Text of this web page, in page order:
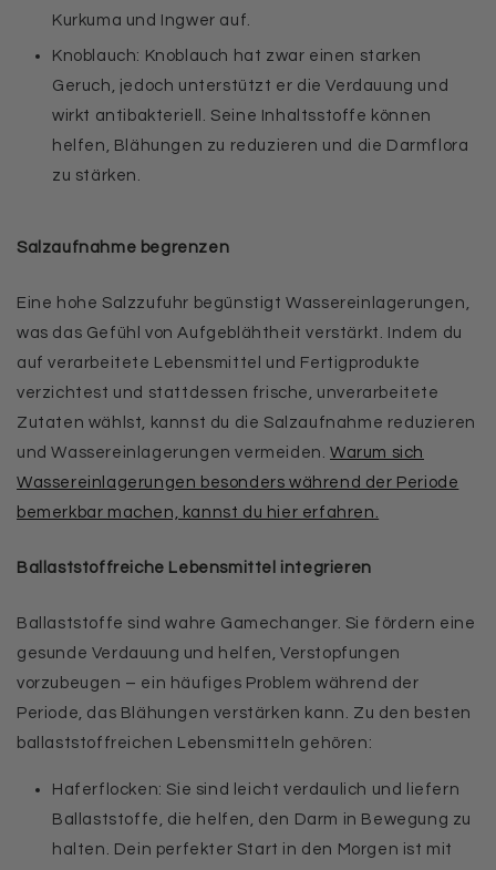
Kurkuma und Ingwer auf.
Knoblauch: Knoblauch hat zwar einen starken
Geruch, jedoch unterstützt er die Verdauung und
wirkt antibakteriell. Seine Inhaltsstoffe können
helfen, Blähungen zu reduzieren und die Darmflora
zu stärken.
Salzaufnahme begrenzen
Eine hohe Salzzufuhr begünstigt Wassereinlagerungen,
was das Gefühl von Aufgeblähtheit verstärkt. Indem du
auf verarbeitete Lebensmittel und Fertigprodukte
verzichtest und stattdessen frische, unverarbeitete
Zutaten wählst, kannst du die Salzaufnahme reduzieren
und Wassereinlagerungen vermeiden.Warum sich
Wassereinlagerungen besonders während der Periode
bemerkbar machen, kannst du hier erfahren.
Ballaststoffreiche Lebensmittel integrieren
Ballaststoffe sind wahre Gamechanger. Sie fördern eine
gesunde Verdauung und helfen, Verstopfungen
vorzubeugen – ein häufiges Problem während der
Periode, das Blähungen verstärken kann. Zu den besten
ballaststoffreichen Lebensmitteln gehören:
Haferflocken: Sie sind leicht verdaulich und liefern
Ballaststoffe, die helfen, den Darm in Bewegung zu
halten. Dein perfekter Start in den Morgen ist mit